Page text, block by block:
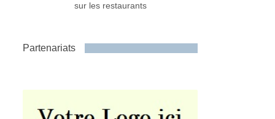
sur les restaurants
Partenariats